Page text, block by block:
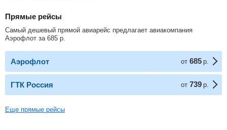
Прямые рейсы
Самый дешевый прямой авиарейс предлагает авиакомпания
Аэрофлот за 685 р
Аэрофлот от 685 р.
ГТК Россия от 739 р.
Еще прямые рейсы